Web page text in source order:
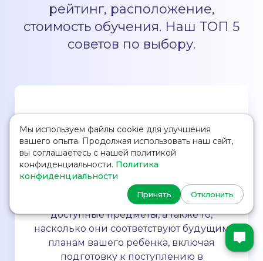
рейтинг, расположение,
стоимость обучения. Наш ТОП 5
советов по выбору.
Учебные программы и
предметы
Изучите академические программы и
доступные предметы, а также то,
насколько они соответствуют будущим
планам вашего ребёнка, включая
подготовку к поступлению в
Мы используем файлы cookie для улучшения
вашего опыта. Продолжая использовать наш сайт,
вы соглашаетесь с нашей политикой
конфиденциальности. Политика
конфиденциальности
Принять Отклонить